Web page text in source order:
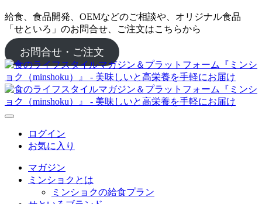
給食、食品開発、OEMなどのご相談や、オリジナル食品
「せといろ」のお問合せ、ご注文はこちらから
お問合せ・ご注文
ログイン
お気に入り
マガジン
ミンショクとは
ミンショクの給食プラン